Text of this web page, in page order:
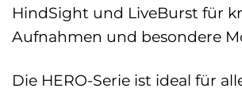
HindSight und LiveBurst für
Aufnahmen und besondere
Die HERO-Serie ist ideal für